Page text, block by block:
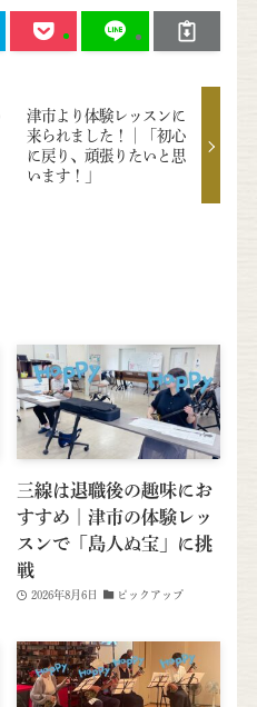
津市より体験レッスンに
来られました！│「初心
に戻り、頑張りたいと思
います！」
三線は退職後の趣味にお
すすめ｜津市の体験レッ
スンで「島人ぬ宝」に挑
戦
2026年8月6日 ピックアップ